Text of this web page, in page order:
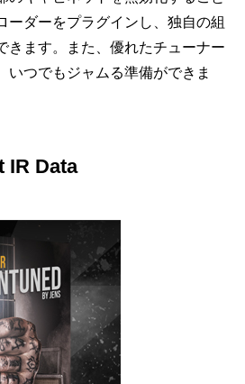
ーダーをプラグインし、独自の組
きます。また、優れたチューナー
いつでもジャムる準備ができま
IR Data